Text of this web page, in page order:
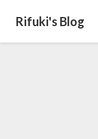
Rifuki's Blog